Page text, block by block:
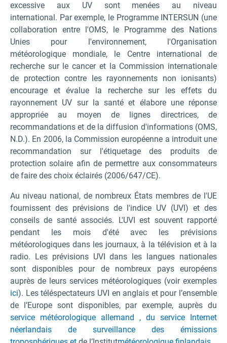
excessive aux UV sont menées au niveau
international. Par exemple, le Programme INTERSUN (une
collaboration entre l'OMS, le Programme des Nations
Unies pour l'environnement, l'Organisation
météorologique mondiale, le Centre international de
recherche sur le cancer et la Commission internationale
de protection contre les rayonnements non ionisants)
encourage et évalue la recherche sur les effets du
rayonnement UV sur la santé et élabore une réponse
appropriée au moyen de lignes directrices, de
recommandations et de la diffusion d'informations (OMS,
N.D.). En 2006, la Commission européenne a introduit une
recommandation sur l'étiquetage des produits de
protection solaire afin de permettre aux consommateurs
de faire des choix éclairés (2006/647/CE).
Au niveau national, de nombreux États membres de l'UE
fournissent des prévisions de l'indice UV (UVI) et des
conseils de santé associés. L'UVI est souvent rapporté
pendant les mois d'été avec les prévisions
météorologiques dans les journaux, à la télévision et à la
radio. Les prévisions UVI dans les langues nationales
sont disponibles pour de nombreux pays européens
auprès de leurs services météorologiques (voir exemples
ici). Les téléspectateurs UVI en anglais et pour l’ensemble
de l’Europe sont disponibles, par exemple, auprès du
service météorologique allemand , du service
Internet
néerlandais de surveillance des émissions